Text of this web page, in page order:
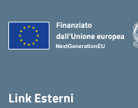
Link Esterni